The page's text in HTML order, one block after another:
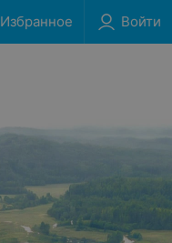
Избранное Войти